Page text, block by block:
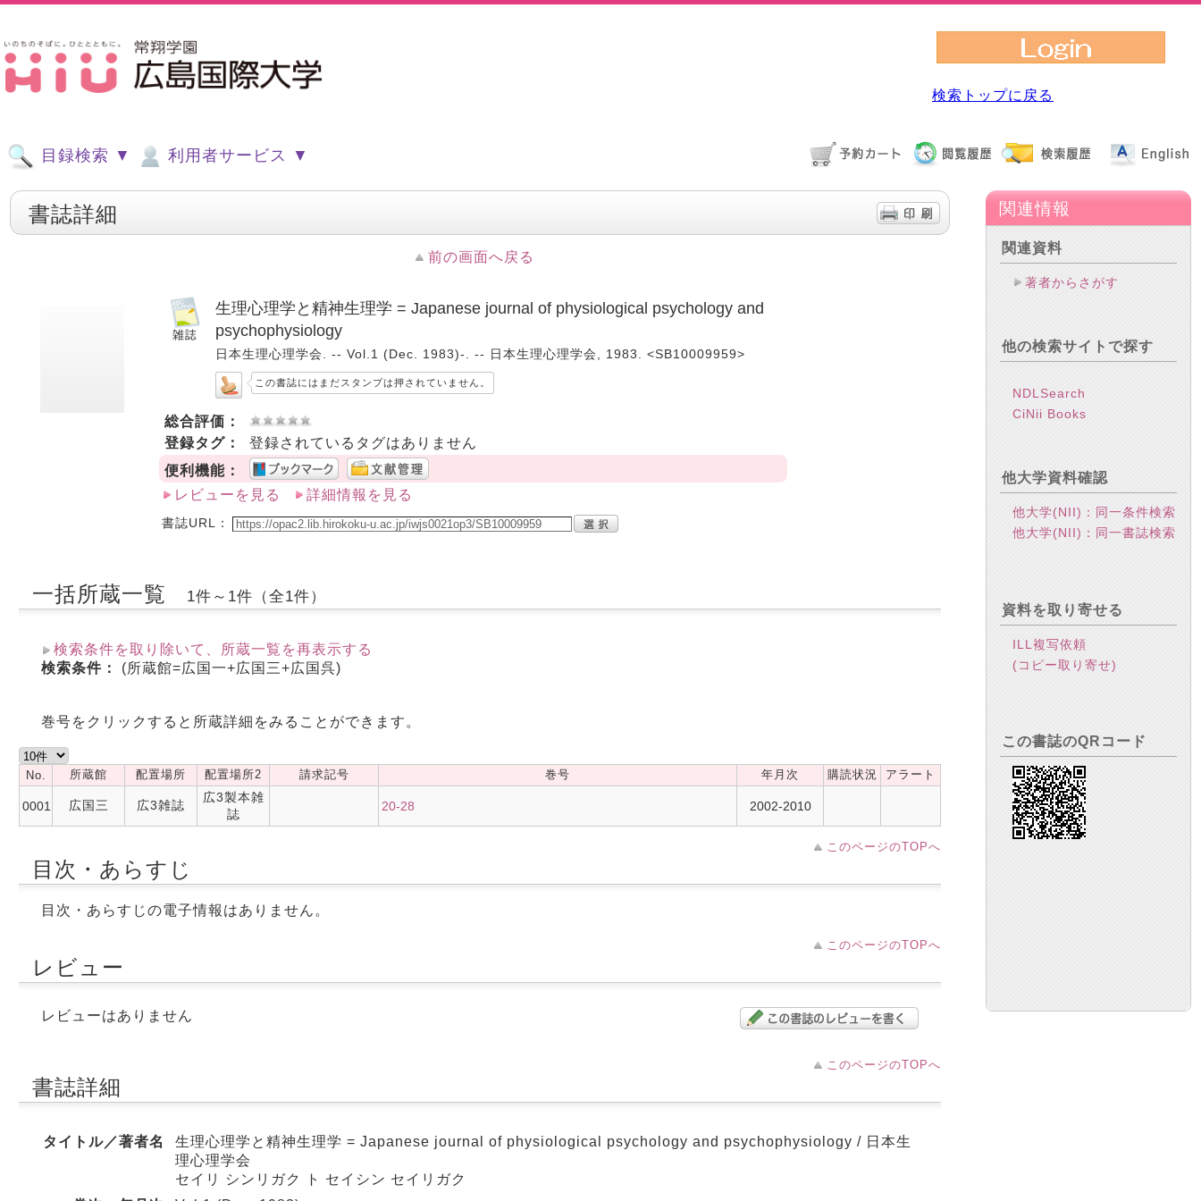
検索トップに戻る
目録検索 ▼ 利用者サービス ▼
書誌詳細
前の画面へ戻る
生理心理学と精神生理学 = Japanese journal of physiological psychology and
psychophysiology
日本生理心理学会. -- Vol.1 (Dec. 1983)-. -- 日本生理心理学会, 1983. <SB10009959>
この書誌にはまだスタンプは押されていません。
総合評価：
登録タグ：
登録されているタグはありません
便利機能：
レビューを見る
詳細情報を見る
書誌URL：
一括所蔵一覧 1件～1件（全1件）
検索条件を取り除いて、所蔵一覧を再表示する
検索条件：
(所蔵館=広国一+広国三+広国呉)
巻号をクリックすると所蔵詳細をみることができます。
No. 所蔵館 配置場所 配置場所2 請求記号 巻号 年月次 購読状況 アラート
0001 広国三 広3雑誌
広3製本雑
誌
20-28 2002-2010
このページのTOPへ
目次・あらすじ
目次・あらすじの電子情報はありません。
このページのTOPへ
レビュー
レビューはありません
このページのTOPへ
書誌詳細
タイトル／著者名
生理心理学と精神生理学 = Japanese journal of physiological psychology and psychophysiology / 日本生
理心理学会
セイリ シンリガク ト セイシン セイリガク
関連情報
関連資料
著者からさがす
他の検索サイトで探す
NDLSearch
CiNii Books
他大学資料確認
他大学(NII)：同一条件検索
他大学(NII)：同一書誌検索
資料を取り寄せる
ILL複写依頼
(コピー取り寄せ)
この書誌のQRコード